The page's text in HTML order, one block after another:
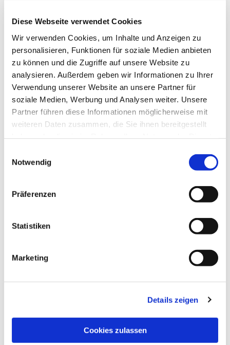
Diese Webseite verwendet Cookies
Wir verwenden Cookies, um Inhalte und Anzeigen zu
personalisieren, Funktionen für soziale Medien anbieten
zu können und die Zugriffe auf unsere Website zu
analysieren. Außerdem geben wir Informationen zu Ihrer
Verwendung unserer Website an unsere Partner für
soziale Medien, Werbung und Analysen weiter. Unsere
Partner führen diese Informationen möglicherweise mit
weiteren Daten zusammen, die Sie ihnen bereitgestellt
Notwendig
Präferenzen
Statistiken
Marketing
Details zeigen
Cookies zulassen
Auch für das leibliche Wohl war bestens gesorgt:
Während die Kinder sich Hotdogs und Waffeln
schmecken ließen, konnten sich die Eltern bei
Kaffee und Kuchen im Gemeindehaus entspannen
und miteinander ins Gespräch kommen.
Was das Fest jedoch besonders machte, war die
warme, herzliche Atmosphäre, die von
Gemeinschaft und Engagement geprägt war. Die
vielen ehrenamtlichen Helferinnen und Helfer
sorgten nicht nur für einen reibungslosen Ablauf,
unvergessliche Momente.
Ein Nachmittag, der zeigt, wie viel Freude in einem
Miteinander steckt – und der uns alle daran
Dies könnte Sie auch
interessieren